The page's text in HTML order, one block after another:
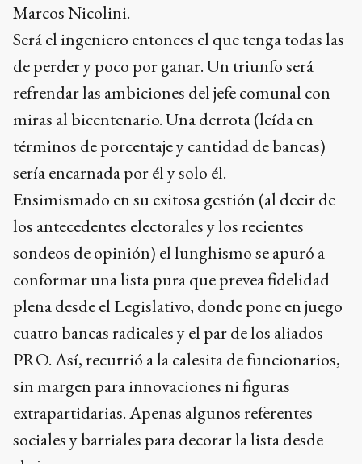
Marcos Nicolini.
Será el ingeniero entonces el que tenga todas las
de perder y poco por ganar. Un triunfo será
refrendar las ambiciones del jefe comunal con
miras al bicentenario. Una derrota (leída en
términos de porcentaje y cantidad de bancas)
sería encarnada por él y solo él.
Ensimismado en su exitosa gestión (al decir de
los antecedentes electorales y los recientes
sondeos de opinión) el lunghismo se apuró a
conformar una lista pura que prevea fidelidad
plena desde el Legislativo, donde pone en juego
cuatro bancas radicales y el par de los aliados
PRO. Así, recurrió a la calesita de funcionarios,
sin margen para innovaciones ni figuras
extrapartidarias. Apenas algunos referentes
sociales y barriales para decorar la lista desde